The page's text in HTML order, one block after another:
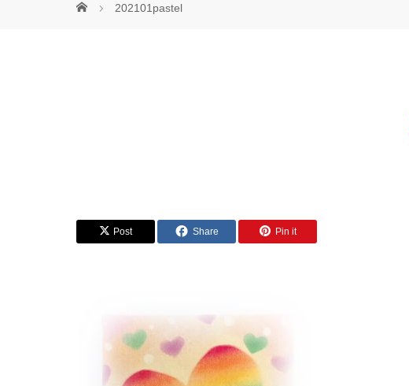
202101pastel
Post Share Pin it